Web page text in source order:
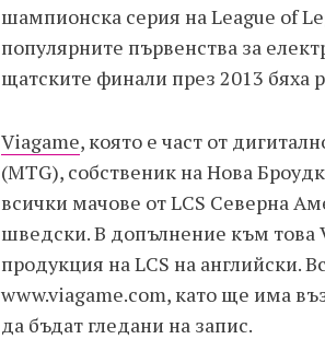
шампионска серия на League of
популярните първенства за
щатските финали през 2013 бяха
Viagame, която е част от
(MTG), собственик на Нова
всички мачове от LCS Северна
шведски. В допълнение към това
продукция на LCS на английски.
www.viagame.com, като ще има
да бъдат гледани на запис.